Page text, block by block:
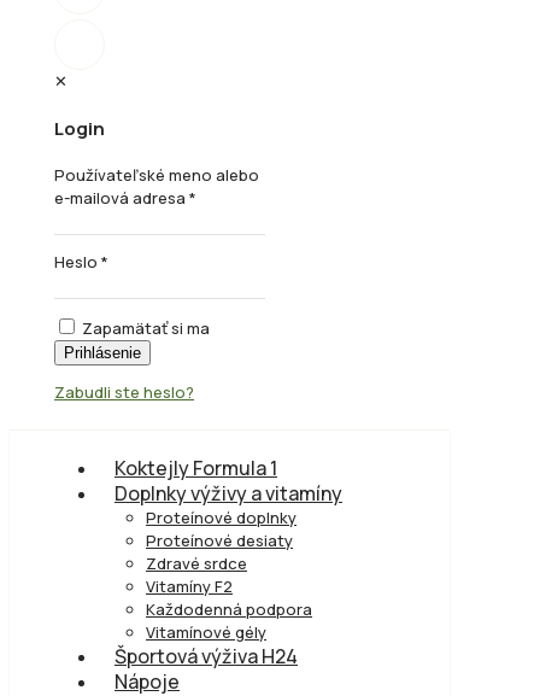
✕
Login
Používateľské meno alebo
e-mailová adresa *
Heslo *
Zapamätať si ma
Prihlásenie
Zabudli ste heslo?
Koktejly Formula 1
Doplnky výživy a vitamíny
Proteínové doplnky
Proteínové desiaty
Zdravé srdce
Vitamíny F2
Každodenná podpora
Vitamínové gély
Športová výživa H24
Nápoje